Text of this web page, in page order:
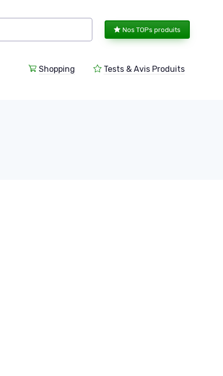
Nos TOPs produits
Shopping Tests & Avis Produits